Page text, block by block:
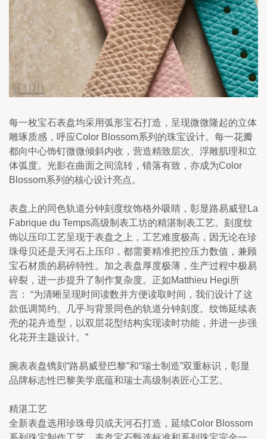
每一枚宝石表盘均采用弧形宝石打造，呈现微微隆起的立体
雕琢质感，呼应Color Blossom系列的珠宝设计。每一花瓣
都向中心饰钉微微倾斜内收，营造精致层次、浮雕肌理和立
体弧度。光影在曲面之间流转，错落有致，亦成为Color
Blossom系列的核心设计亮点。
表盘上的同色轨道分钟刻度纹饰格外吸睛，彰显路易威登La
Fabrique du Temps高级制表工坊的精湛制表工艺。刻度纹
饰以压印工艺呈现于表盘之上，工艺难度极高，因无论在珍
珠母贝还是天河石上压印，都需要精准把控压力数值，兼顾
宝石材质的易碎特性。加之表盘厚度极薄，生产过程中极易
碎裂，进一步提升了制作复杂度。正如Matthieu Hegi所
言： “为清晰呈现时间读数并方便读取时间，我们设计了这
款低调简约、几乎与背景同色的轨道分钟刻度。纹饰延续表
壳的花卉造型，以双层花型结构实现读时功能，并进一步强
化花开主题设计。”
腕表表盘镌刻“路易威登巴黎”和“瑞士制造”双重标识，彰显
品牌标志性巴黎美学底蕴和瑞士高级制表匠心工艺。
精湛工艺
全新表盘选用珍珠母贝或天河石打造，延续Color Blossom